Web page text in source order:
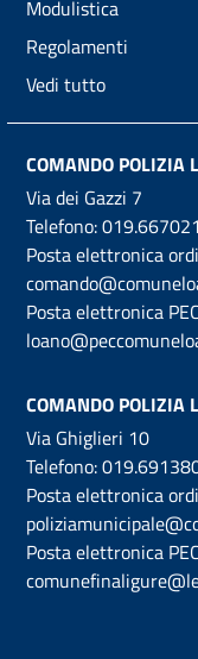
Modulistica
Regolamenti
Vedi tutto
COMANDO POLIZIA
Via dei Gazzi 7
Telefono:019.667021
Posta elettronica
Posta elettronica
COMANDO POLIZIA
Via Ghiglieri 10
Telefono:
Posta elettronica
Posta elettronica